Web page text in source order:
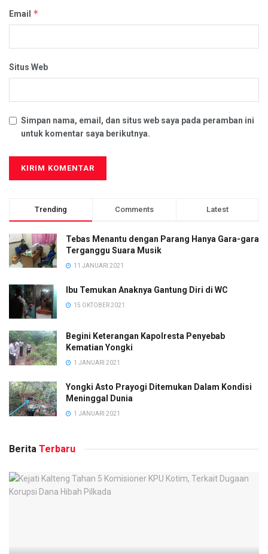
Email *
Situs Web
Simpan nama, email, dan situs web saya pada peramban ini
untuk komentar saya berikutnya.
Trending Comments Latest
Tebas Menantu dengan Parang Hanya Gara-gara
Terganggu Suara Musik
11 JANUARI 2021
Ibu Temukan Anaknya Gantung Diri di WC
15 OKTOBER 2021
Begini Keterangan Kapolresta Penyebab
Kematian Yongki
1 JANUARI 2021
Yongki Asto Prayogi Ditemukan Dalam Kondisi
Meninggal Dunia
1 JANUARI 2021
Berita Terbaru